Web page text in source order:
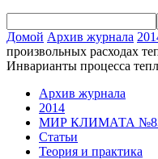
Домой Архив журнала
произвольных расходах
Инварианты процесса
Архив журнала
2014
МИР КЛИМАТА №83
Статьи
Теория и практика